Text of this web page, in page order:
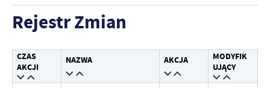
Rejestr Zmian
CZAS
AKCJI
NAZWA AKCJA
MODYFIK
UJĄCY